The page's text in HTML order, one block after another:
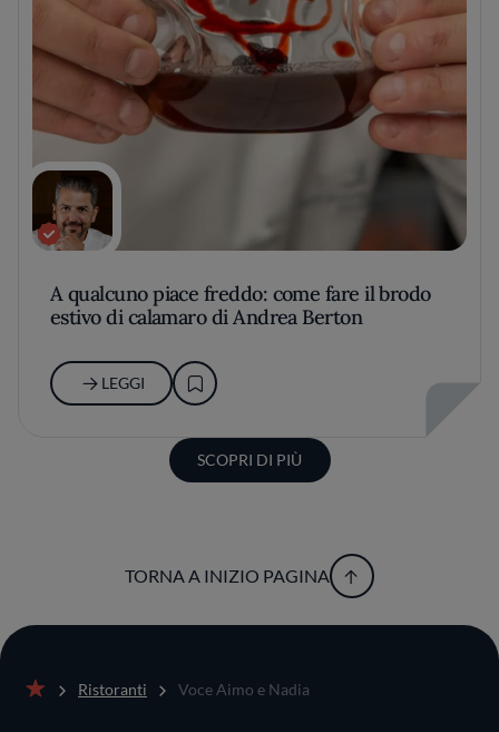
A qualcuno piace freddo: come fare il brodo
estivo di calamaro di Andrea Berton
LEGGI
SCOPRI DI PIÙ
TORNA A INIZIO PAGINA
Ristoranti Voce Aimo e Nadia